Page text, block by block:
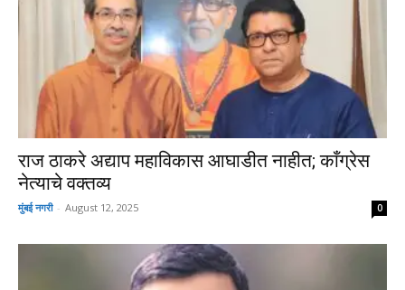
राज ठाकरे अद्याप महाविकास आघाडीत नाहीत; काँग्रेस
नेत्याचे वक्तव्य
मुंबई नगरी - August 12, 2025 0